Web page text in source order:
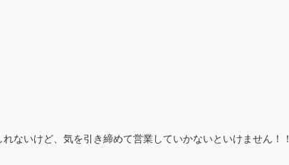
ないけど、気を引き締めて営業していかないといけません！！